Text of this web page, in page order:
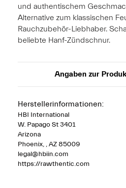
und authentischem
Alternative zum klassischen
Rauchzubehör-Liebhaber.
beliebte Hanf-Zündschnur.
Angaben zur
Herstellerinformationen:
HBI International
W. Papago St 3401
Arizona
Phoenix, , AZ 85009
legal@hbiin.com
https://rawthentic.com